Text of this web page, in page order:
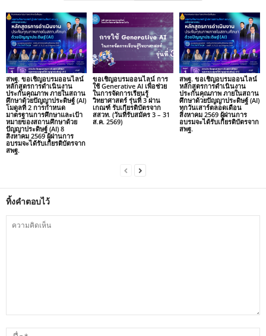
สพฐ. ขอเชิญอบรมออนไลน์
หลักสูตรการดำเนินงาน
ประกันคุณภาพ ภายในสถาน
ศึกษาด้วยปัญญาประดิษฐ์ (AI)
โมดูลที่ 2 การกำหนด
มาตรฐานการศึกษาและเป้า
หมายของสถานศึกษาด้วย
ปัญญาประดิษฐ์ (AI) 8
สิงหาคม 2569 ผู้ผ่านการ
อบรมจะได้รับเกียรติบัตรจาก
สพฐ.
ขอเชิญอบรมออนไลน์ การ
ใช้ Generative AI เพื่อช่วย
ในการจัดการเรียนรู้
วิทยาศาสตร์ รุ่นที่ 3 ผ่าน
เกณฑ์ รับเกียรติบัตรจาก
สสวท. (วันที่รับสมัคร 3 – 31
ส.ค. 2569)
สพฐ. ขอเชิญอบรมออนไลน์
หลักสูตรการดำเนินงาน
ประกันคุณภาพ ภายในสถาน
ศึกษาด้วยปัญญาประดิษฐ์ (AI)
ทุกวันเสาร์ตลอดเดือน
สิงหาคม 2569 ผู้ผ่านการ
อบรมจะได้รับเกียรติบัตรจาก
สพฐ.
ทิ้งคำตอบไว้